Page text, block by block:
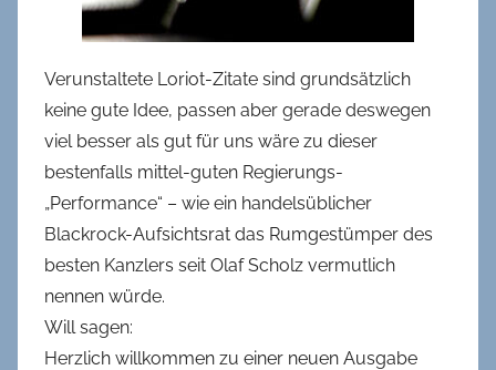
Verunstaltete Loriot-Zitate sind grundsätzlich
keine gute Idee, passen aber gerade deswegen
viel besser als gut für uns wäre zu dieser
bestenfalls mittel-guten Regierungs-
„Performance“ – wie ein handelsüblicher
Blackrock-Aufsichtsrat das Rumgestümper des
besten Kanzlers seit Olaf Scholz vermutlich
nennen würde.
Will sagen:
Herzlich willkommen zu einer neuen Ausgabe